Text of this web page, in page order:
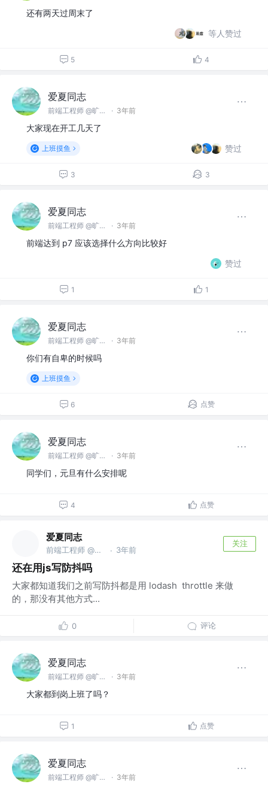
还有两天过周末了
等人赞过
5 4
爱夏同志
前端工程师 @旷视科技有限公司 · 3年前
大家现在开工几天了
上班摸鱼 赞过
3 3
爱夏同志
前端工程师 @旷视科技有限公司 · 3年前
前端达到 p7 应该选择什么方向比较好
赞过
1 1
爱夏同志
前端工程师 @旷视科技有限公司 · 3年前
你们有自卑的时候吗
上班摸鱼
6 点赞
爱夏同志
前端工程师 @旷视科技有限公司 · 3年前
同学们，元旦有什么安排呢
4 点赞
爱夏同志
前端工程师 @旷视科技有限公司 · 3年前
关注
还在用js写防抖吗
大家都知道我们之前写防抖都是用 lodash throttle 来做
的，那没有其他方式...
0 评论
爱夏同志
前端工程师 @旷视科技有限公司 · 3年前
大家都到岗上班了吗？
1 点赞
爱夏同志
前端工程师 @旷视科技有限公司 · 3年前